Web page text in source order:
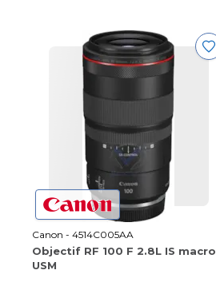
Canon - 4514C005AA
Objectif RF 100 F 2.8L IS macro
USM